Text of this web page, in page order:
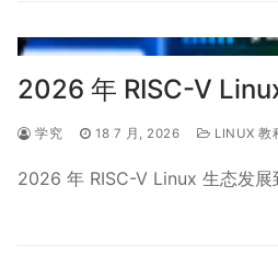
2026 年 RISC-V
学究 18 7 月, 2026 LINUX 教
2026 年 RISC-V Linux 生态发